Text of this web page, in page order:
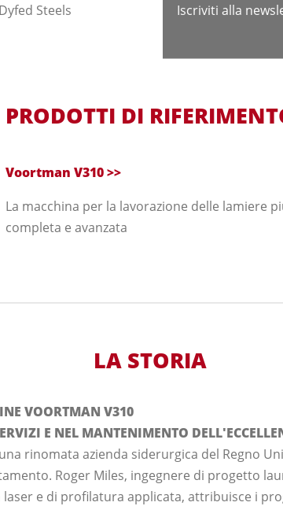
Steels
Iscriviti alla
PRODOTTI DI
Voortman V310 >>
La macchina per la lavorazione delle lamiere
completa e avanzata
LA STORIA
VOORTMAN V310
E NEL MANTENIMENTO
rinomata azienda siderurgica del Regno
Roger Miles, ingegnere di progetto
laser e di profilatura applicata, attribuisce i